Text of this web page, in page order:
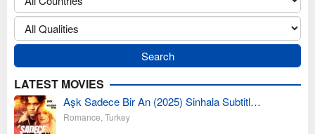
LATEST MOVIES
Aşk Sadece Bir An (2025) Sinhala Subtitl…
Romance Turkey